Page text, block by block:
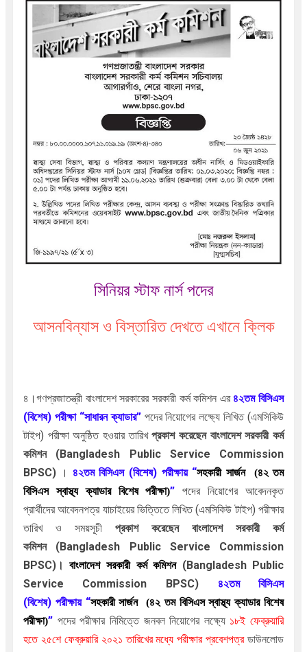
সিনিয়র স্টাফ নার্স পদের
আসনবিন্যাস ও বিস্তারিত দেখতে এখানে ক্লিক
৪।গণপ্রজাতন্ত্রী বাংলাদেশ সরকারের সরকারী কর্ম কমিশন এর ৪২তম বিসিএস
(বিশেষ) পরীক্ষা “সাধারনক্যাডার”পদের নিয়োগের লক্ষ্যে লিখিত (এমসিকিউ
টাইপ) পরীক্ষা অনুষ্ঠিত হওয়ার তারিখপ্রকাশ করেছেন বাংলাদেশ সরকারী কর্ম
কমিশন(Bangladesh Public Service Commission
BPSC)। ৪২তম বিসিএস (বিশেষ) পরীক্ষায়“সহকারী সার্জন (৪২ তম
বিসিএস স্বাস্থ্য ক্যাডার বিশেষ পরীক্ষা)” পদের নিয়োগের আবেদনকৃত
প্রার্থীদের আবেদনপত্র যাচাইয়ের ভিত্তিতেলিখিত (এমসিকিউ টাইপ) পরীক্ষার
তারিখ ও সময়সূচী প্রকাশ করেছেনবাংলাদেশ সরকারী কর্ম
কমিশন(Bangladesh Public Service Commission
BPSC)।
বাংলাদেশ সরকারী কর্ম কমিশন(Bangladesh Public
Service Commission BPSC) ৪২তম বিসিএস
(বিশেষ) পরীক্ষায়“সহকারী সার্জন (৪২ তম বিসিএস স্বাস্থ্য ক্যাডার বিশেষ
পরীক্ষা)”পদের পরীক্ষার নিমিত্তেজনবল নিয়োগের লক্ষ্যে১৮ই ফেব্রুয়ারি
হতে ২৫শে ফেব্রুয়ারি ২০২১ তারিখের মধ্যে পরীক্ষার প্রবেশপত্রডাউনলোড